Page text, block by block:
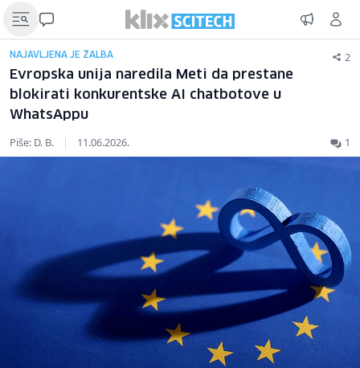
NAJAVLJENA JE ŽALBA 2
Evropska unija naredila Meti da prestane
blokirati konkurentske AI chatbotove u
WhatsAppu
Piše: D. B. | 11.06.2026. 1